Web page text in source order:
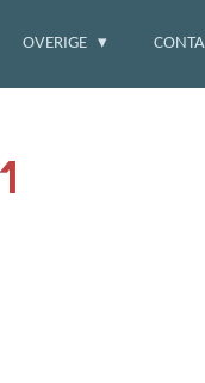
OVERIGE